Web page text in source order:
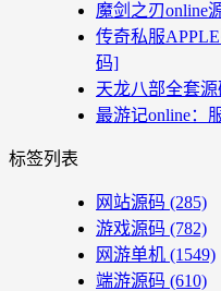
魔剑之刃online
传奇私服
码]
天龙八部全套
最游记online：
标签列表
网站源码 (285)
游戏源码 (782)
网游单机 (1549)
端游源码 (610)